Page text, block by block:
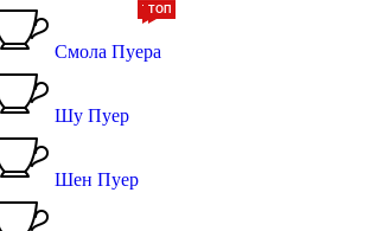
Смола Пуера
ТОП
Шу Пуер
Шен Пуер
ТОП